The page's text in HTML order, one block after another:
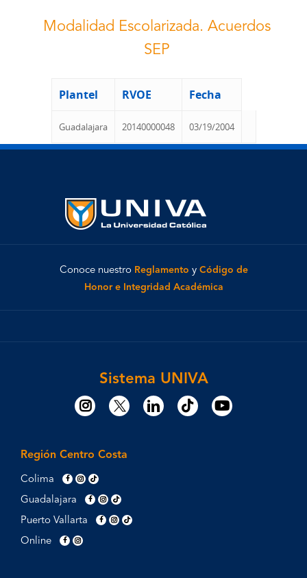
Modalidad Escolarizada. Acuerdos
SEP
Plantel RVOE Fecha
Guadalajara 20140000048 03/19/2004
Conoce nuestro Reglamento y Código de
Honor e Integridad Académica
Sistema UNIVA
Región Centro Costa
Colima
Guadalajara
Puerto Vallarta
Online